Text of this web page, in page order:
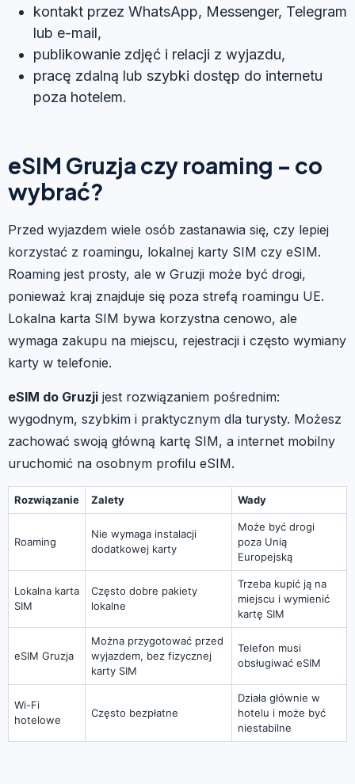
kontakt przez WhatsApp, Messenger, Telegram
lub e-mail,
publikowanie zdjęć i relacji z wyjazdu,
pracę zdalną lub szybki dostęp do internetu
poza hotelem.
eSIM Gruzja czy roaming – co
wybrać?
Przed wyjazdem wiele osób zastanawia się, czy lepiej
korzystać z roamingu, lokalnej karty SIM czy eSIM.
Roaming jest prosty, ale w Gruzji może być drogi,
ponieważ kraj znajduje się poza strefą roamingu UE.
Lokalna karta SIM bywa korzystna cenowo, ale
wymaga zakupu na miejscu, rejestracji i często wymiany
karty w telefonie.
eSIM do Gruzji jest rozwiązaniem pośrednim:
wygodnym, szybkim i praktycznym dla turysty. Możesz
zachować swoją główną kartę SIM, a internet mobilny
uruchomić na osobnym profilu eSIM.
Rozwiązanie Zalety Wady
Roaming
Nie wymaga instalacji
dodatkowej karty
Może być drogi
poza Unią
Europejską
Lokalna karta
SIM
Często dobre pakiety
lokalne
Trzeba kupić ją na
miejscu i wymienić
kartę SIM
eSIM Gruzja
Można przygotować przed
wyjazdem, bez fizycznej
karty SIM
Telefon musi
obsługiwać eSIM
Wi-Fi
hotelowe
Często bezpłatne
Działa głównie w
hotelu i może być
niestabilne